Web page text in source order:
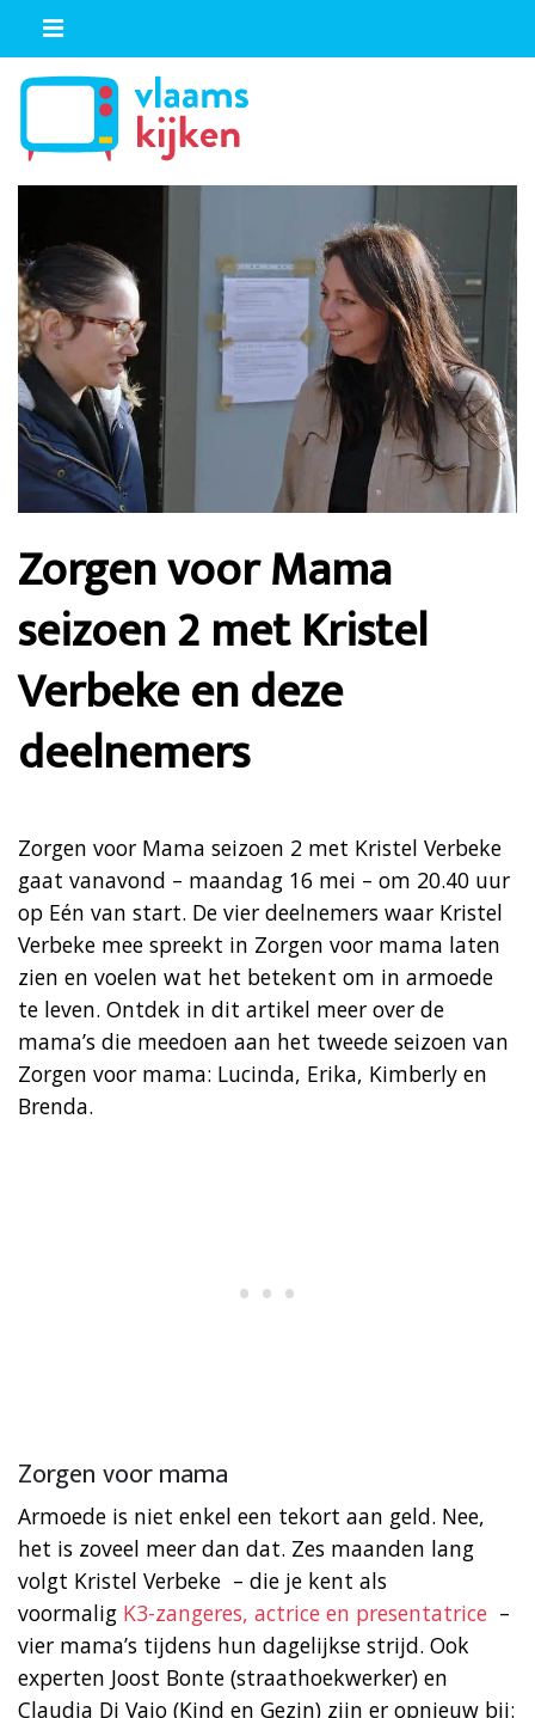
Zorgen voor Mama
seizoen 2 met Kristel
Verbeke en deze
deelnemers
Zorgen voor Mama seizoen 2 met Kristel Verbeke
gaat vanavond – maandag 16 mei – om 20.40 uur
op Eén van start. De vier deelnemers waar Kristel
Verbeke mee spreekt in Zorgen voor mama laten
zien en voelen wat het betekent om in armoede
te leven. Ontdek in dit artikel meer over de
mama’s die meedoen aan het tweede seizoen van
Zorgen voor mama: Lucinda, Erika, Kimberly en
Brenda.
Zorgen voor mama
Armoede is niet enkel een tekort aan geld. Nee,
het is zoveel meer dan dat. Zes maanden lang
volgt Kristel Verbeke – die je kent als
voormalig K3-zangeres, actrice en presentatrice –
vier mama’s tijdens hun dagelijkse strijd. Ook
experten Joost Bonte (straathoekwerker) en
Claudia Di Vaio (Kind en Gezin) zijn er opnieuw bij: